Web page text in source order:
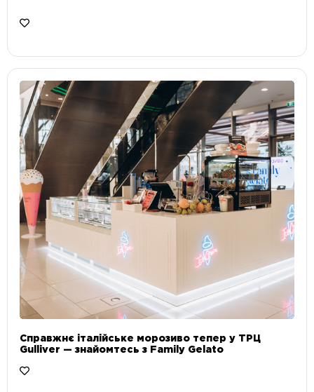
Справжнє італійське морозиво тепер у ТРЦ
Gulliver — знайомтесь з Family Gelato